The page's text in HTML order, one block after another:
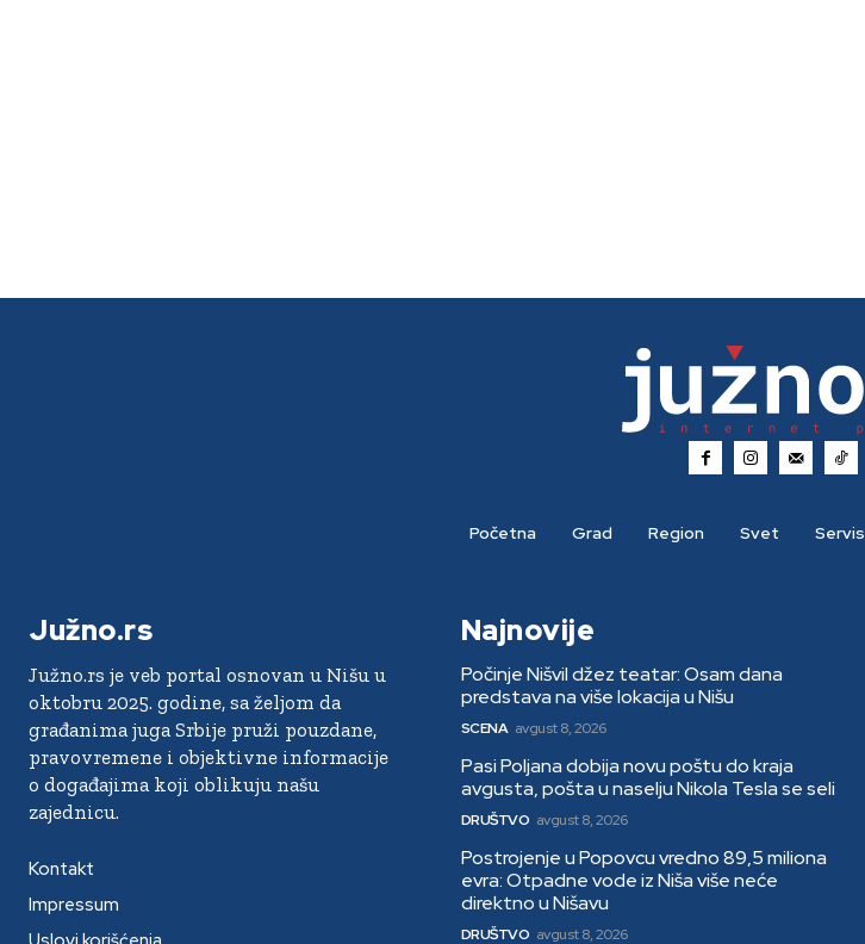
Početna Grad Region Svet Servis
Južno.rs
Južno.rs je veb portal osnovan u Nišu u
oktobru 2025. godine, sa željom da
građanima juga Srbije pruži pouzdane,
pravovremene i objektivne informacije
o događajima koji oblikuju našu
zajednicu.
Kontakt
Impressum
Najnovije
Počinje Nišvil džez teatar: Osam dana
predstava na više lokacija u Nišu
SCENA avgust 8, 2026
Pasi Poljana dobija novu poštu do kraja
avgusta, pošta u naselju Nikola Tesla se seli
DRUŠTVO avgust 8, 2026
Postrojenje u Popovcu vredno 89,5 miliona
evra: Otpadne vode iz Niša više neće
direktno u Nišavu
DRUŠTVO avgust 8, 2026